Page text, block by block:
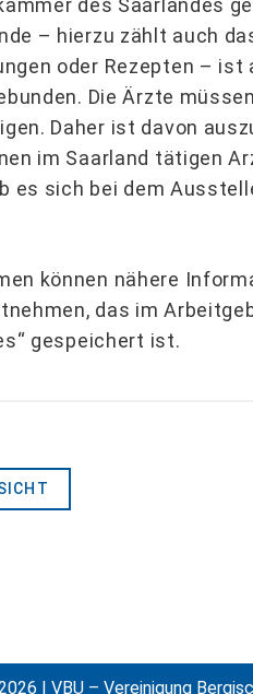
des Saarlandes
– hierzu zählt auch
oder Rezepten – ist
Die Ärzte
Daher ist davon
im Saarland tätigen
es sich bei dem
können nähere
das im
gespeichert ist.
| VBU – Vereinigung